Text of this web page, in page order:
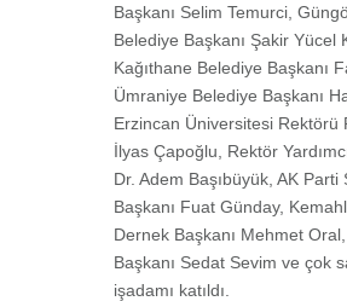
Başkanı Selim Temurci,
Belediye Başkanı Şakir Yücel
Kağıthane Belediye Başkanı
Ümraniye Belediye Başkanı
Erzincan Üniversitesi Rektörü
İlyas Çapoğlu, Rektör
Dr. Adem Başıbüyük, AK Parti
Başkanı Fuat Günday,
Dernek Başkanı Mehmet
Başkanı Sedat Sevim ve çok
işadamı katıldı.